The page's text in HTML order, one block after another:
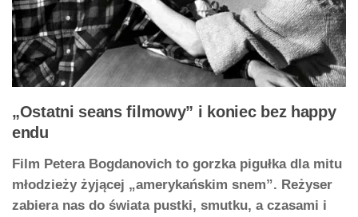
„Ostatni seans filmowy” i koniec bez happy
endu
Film Petera Bogdanovich to gorzka pigułka dla mitu
młodzieży żyjącej „amerykańskim snem”. Reżyser
zabiera nas do świata pustki, smutku, a czasami i